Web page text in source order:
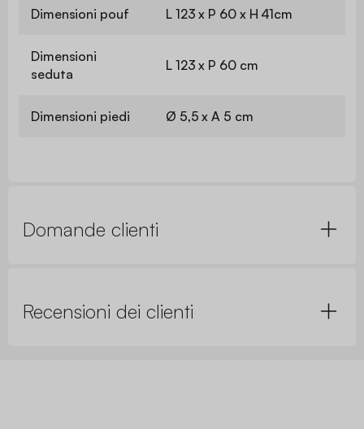
Dimensioni pouf L 123 x P 60 x H 41cm
Dimensioni
seduta
L 123 x P 60 cm
Dimensioni piedi Ø 5,5 x A 5 cm
Domande clienti
Recensioni dei clienti